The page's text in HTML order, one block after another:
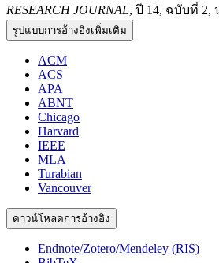
RESEARCH JOURNAL, ปี 14, ฉบับที่ 2,
รูปแบบการอ้างอิงเพิ่มเติม
ACM
ACS
APA
ABNT
Chicago
Harvard
IEEE
MLA
Turabian
Vancouver
ดาวน์โหลดการอ้างอิง
Endnote/Zotero/Mendeley (RIS)